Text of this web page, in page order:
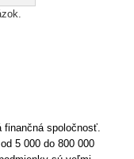
finančná spoločnosť.
5 000 do 800 000